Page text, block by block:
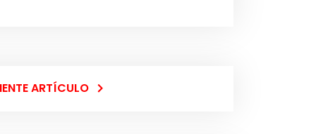
ARTÍCULO